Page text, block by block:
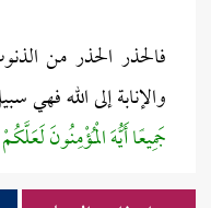
فالحذر الحذر من
والإنابة إلى الله فهي
جَمِيعًا أَيُّهَ الْمُؤْمِنُونَ